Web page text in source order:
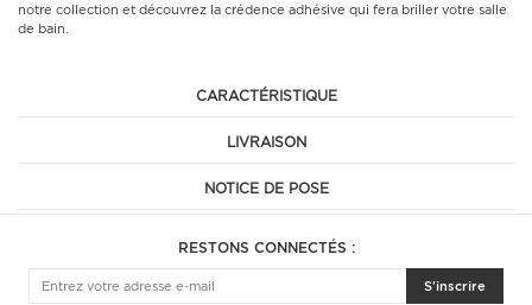
notre collection et découvrez la crédence adhésive qui fera briller votre salle
de bain.
CARACTÉRISTIQUE
LIVRAISON
NOTICE DE POSE
RESTONS CONNECTÉS :
S'inscrire